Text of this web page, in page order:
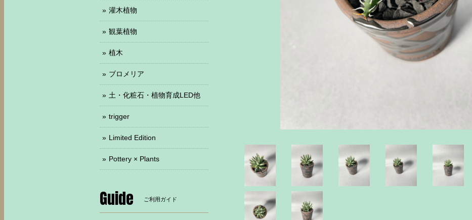
灌木植物
観葉植物
植木
ブロメリア
土・化粧石・植物育成LED他
trigger
Limited Edition
Pottery × Plants
Guide ご利用ガイド